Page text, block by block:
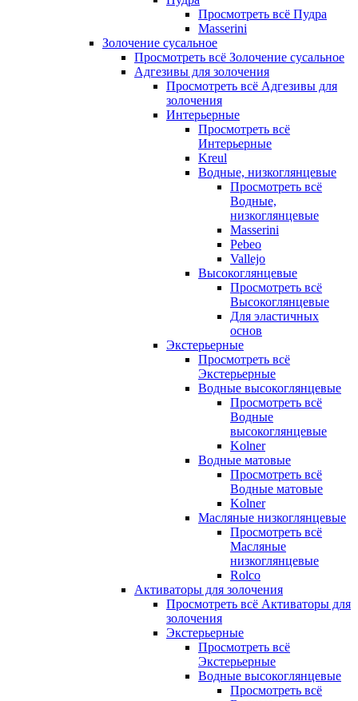
Просмотреть всё Пудра
Masserini
Золочение сусальное
Просмотреть всё Золочение сусальное
Адгезивы для золочения
Просмотреть всё Адгезивы для
золочения
Интерьерные
Просмотреть всё
Интерьерные
Kreul
Водные, низкоглянцевые
Просмотреть всё
Водные,
низкоглянцевые
Masserini
Pebeo
Vallejo
Высокоглянцевые
Просмотреть всё
Высокоглянцевые
Для эластичных
основ
Экстерьерные
Просмотреть всё
Экстерьерные
Водные высокоглянцевые
Просмотреть всё
Водные
высокоглянцевые
Kolner
Водные матовые
Просмотреть всё
Водные матовые
Kolner
Масляные низкоглянцевые
Просмотреть всё
Масляные
низкоглянцевые
Rolco
Активаторы для золочения
Просмотреть всё Активаторы для
золочения
Экстерьерные
Просмотреть всё
Экстерьерные
Водные высокоглянцевые
Просмотреть всё